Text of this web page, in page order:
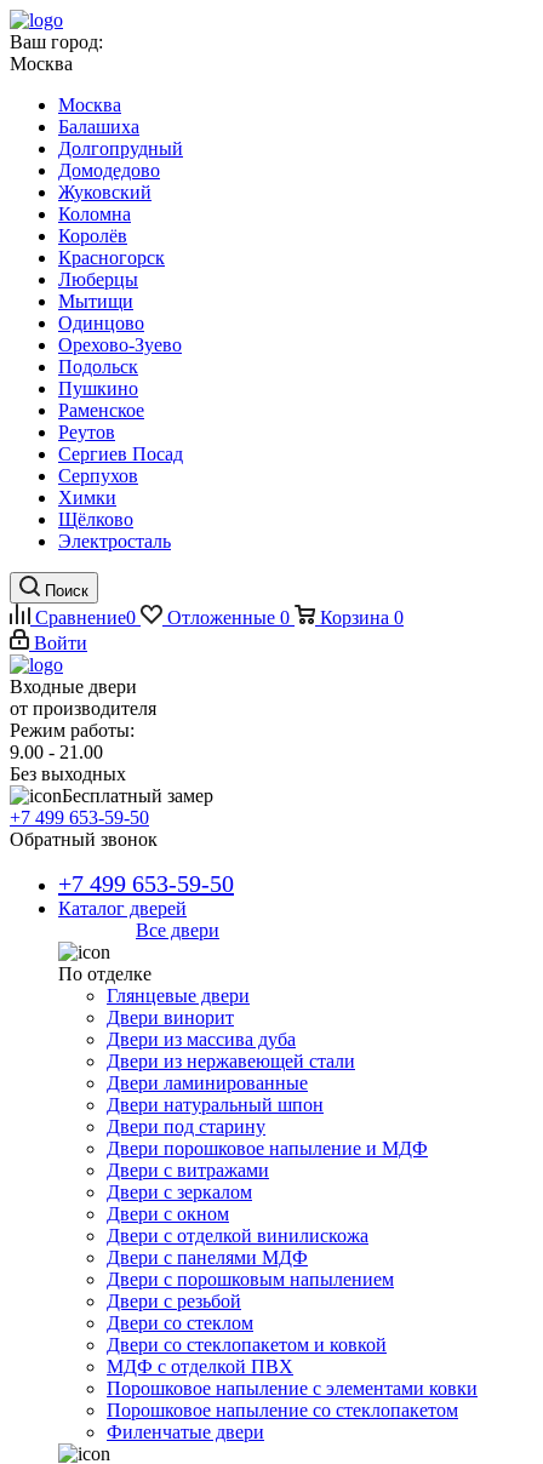
Ваш город:
Москва
Москва
Балашиха
Долгопрудный
Домодедово
Жуковский
Коломна
Королёв
Красногорск
Люберцы
Мытищи
Одинцово
Орехово-Зуево
Подольск
Пушкино
Раменское
Реутов
Сергиев Посад
Серпухов
Химки
Щёлково
Электросталь
Поиск
Сравнение0 Отложенные 0 Корзина 0
Войти
Входные двери
от производителя
Режим работы:
9.00 - 21.00
Без выходных
Бесплатный замер
+7 499 653-59-50
Обратный звонок
+7 499 653-59-50
Каталог дверей
Все двери
По отделке
Глянцевые двери
Двери винорит
Двери из массива дуба
Двери из нержавеющей стали
Двери ламинированные
Двери натуральный шпон
Двери под старину
Двери порошковое напыление и МДФ
Двери с витражами
Двери с зеркалом
Двери с окном
Двери с отделкой винилискожа
Двери с панелями МДФ
Двери с порошковым напылением
Двери с резьбой
Двери со стеклом
Двери со стеклопакетом и ковкой
МДФ с отделкой ПВХ
Порошковое напыление с элементами ковки
Порошковое напыление со стеклопакетом
Филенчатые двери